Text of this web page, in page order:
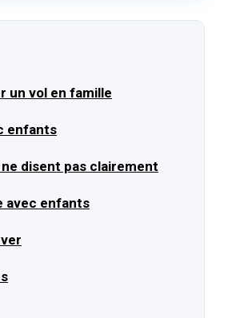
un vol en famille
enfants
disent pas clairement
avec enfants